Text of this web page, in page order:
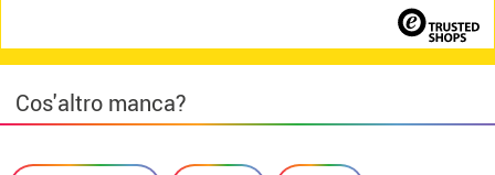
Cos'altro manca?